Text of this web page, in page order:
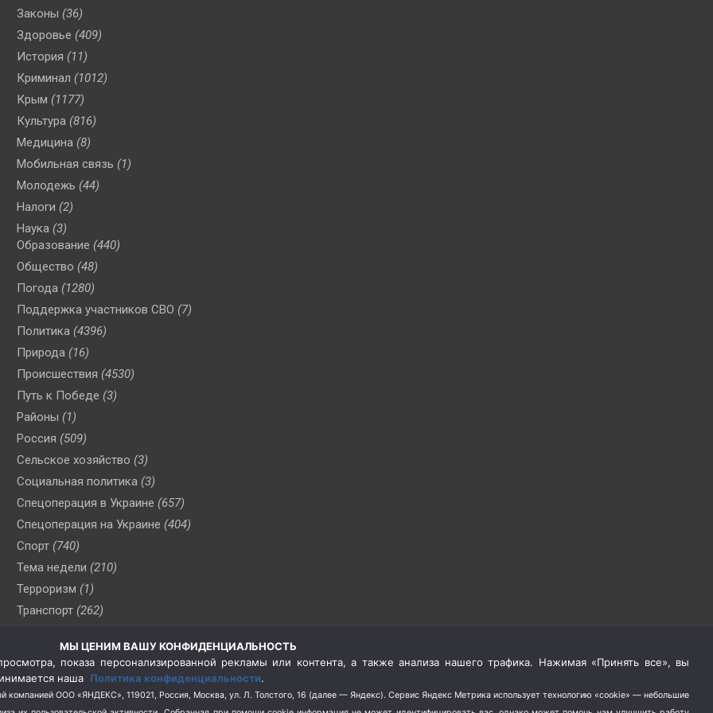
Законы (36)
Здоровье (409)
История (11)
Криминал (1012)
Крым (1177)
Культура (816)
Медицина (8)
Мобильная связь (1)
Молодежь (44)
Налоги (2)
Наука (3)
Образование (440)
Общество (48)
Погода (1280)
Поддержка участников СВО (7)
Политика (4396)
Природа (16)
Происшествия (4530)
Путь к Победе (3)
Районы (1)
Россия (509)
Сельское хозяйство (3)
Социальная политика (3)
Спецоперация в Украине (657)
Спецоперация на Украине (404)
Спорт (740)
Тема недели (210)
Терроризм (1)
Транспорт (262)
(76)
Цены (2)
Школа и спорт (2)
МЫ ЦЕНИМ ВАШУ КОНФИДЕНЦИАЛЬНОСТЬ
показа персонализированной рекламы или контента, а также анализа нашего трафика. Нажимая «Принять все», вы
наша Политика конфиденциальности.
компанией ООО «ЯНДЕКС», 119021, Россия, Москва, ул. Л. Толстого, 16 (далее — Яндекс). Сервис Яндекс Метрика использует технологию «cookie» — небольшие